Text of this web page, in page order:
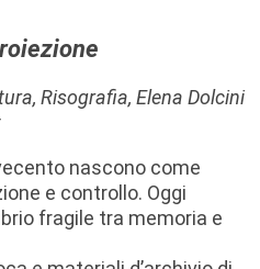
Risografia, Elena Dolcini
nascono come
e controllo. Oggi
fragile tra memoria e